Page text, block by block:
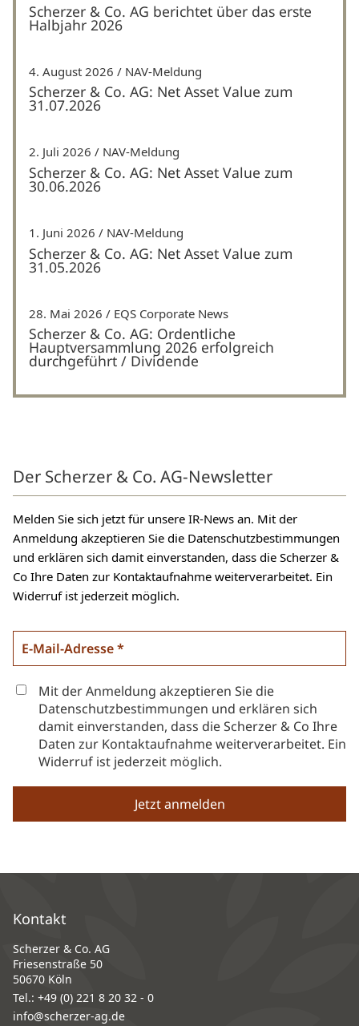
Scherzer & Co. AG berichtet über das erste
Halbjahr 2026
4. August 2026 NAV-Meldung
Scherzer & Co. AG: Net Asset Value zum
31.07.2026
2. Juli 2026 NAV-Meldung
Scherzer & Co. AG: Net Asset Value zum
30.06.2026
1. Juni 2026 NAV-Meldung
Scherzer & Co. AG: Net Asset Value zum
31.05.2026
28. Mai 2026 EQS Corporate News
Scherzer & Co. AG: Ordentliche
Hauptversammlung 2026 erfolgreich
durchgeführt / Dividende
Der Scherzer & Co. AG-Newsletter
Melden Sie sich jetzt für unsere IR-News an. Mit der
Anmeldung akzeptieren Sie die Datenschutzbestimmungen
und erklären sich damit einverstanden, dass die Scherzer &
Co Ihre Daten zur Kontaktaufnahme weiterverarbeitet. Ein
Widerruf ist jederzeit möglich.
Mit der Anmeldung akzeptieren Sie die
Datenschutzbestimmungen und erklären sich
damit einverstanden, dass die Scherzer & Co Ihre
Daten zur Kontaktaufnahme weiterverarbeitet. Ein
Widerruf ist jederzeit möglich.
Kontakt
Scherzer & Co. AG
Friesenstraße 50
50670 Köln
Tel.: +49 (0) 221 8 20 32 - 0
info@scherzer-ag.de